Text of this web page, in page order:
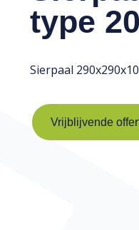
type
Sierpaal
Vrijblijvende